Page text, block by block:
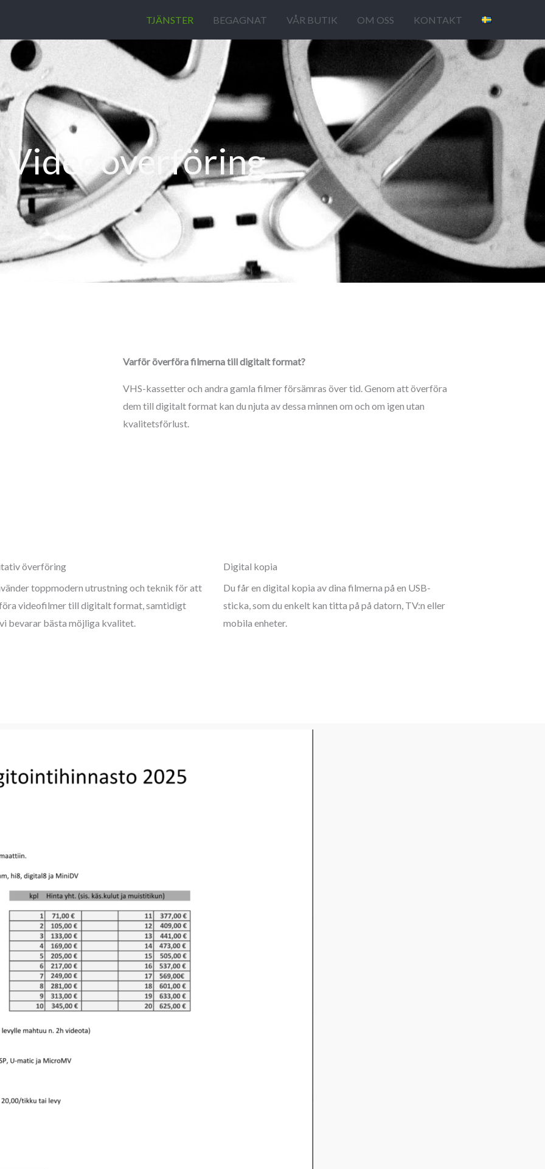
TJÄNSTER BEGAGNAT VÅR BUTIK OM OSS KONTAKT
Videoöverföring
Varför överföra filmerna till digitalt format?
VHS-kassetter och andra gamla filmer försämras över tid. Genom att överföra
dem till digitalt format kan du njuta av dessa minnen om och om igen utan
kvalitetsförlust.
överföring
toppmodern utrustning och teknik för att
videofilmer till digitalt format, samtidigt
bevarar bästa möjliga kvalitet.
Digital kopia
Du får en digital kopia av dina filmerna på en USB-
sticka, som du enkelt kan titta på på datorn, TV:n eller
mobila enheter.